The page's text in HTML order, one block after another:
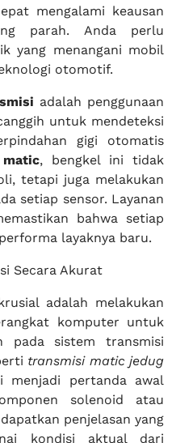
mengalami keausan
parah. Anda perlu
yang menangani mobil
otomotif.
adalah penggunaan
untuk mendeteksi
gigi otomatis
, bengkel ini tidak
tetapi juga melakukan
setiap sensor. Layanan
bahwa setiap
layaknya baru.
Secara Akurat
adalah melakukan
komputer untuk
pada sistem transmisi
transmisi matic jedug
menjadi pertanda awal
solenoid atau
penjelasan yang
kondisi aktual dari